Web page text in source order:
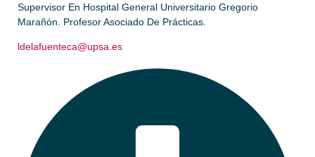
Supervisor En Hospital General Universitario Gregorio
Marañón. Profesor Asociado De Prácticas.
ldelafuenteca@upsa.es